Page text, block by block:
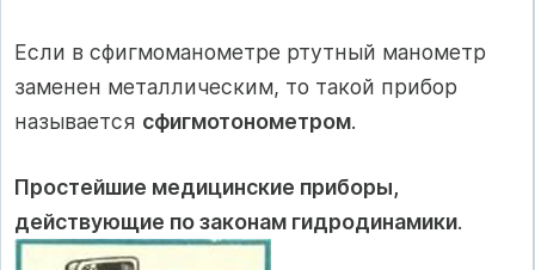
Если в сфигмоманометре ртутный манометр
заменен металлическим, то такой прибор
называется сфигмотонометром.
Простейшие медицинские приборы,
действующие по законам гидродинамики.